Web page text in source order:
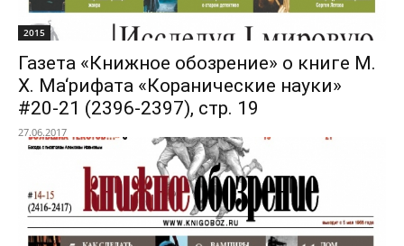
2015
Газета «Книжное обозрение» о книге М.
Х. Ма‘рифата «Коранические науки»
#20-21 (2396-2397), стр. 19
27.06.2017